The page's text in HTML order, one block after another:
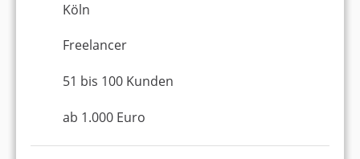
Köln
Freelancer
51 bis 100 Kunden
ab 1.000 Euro